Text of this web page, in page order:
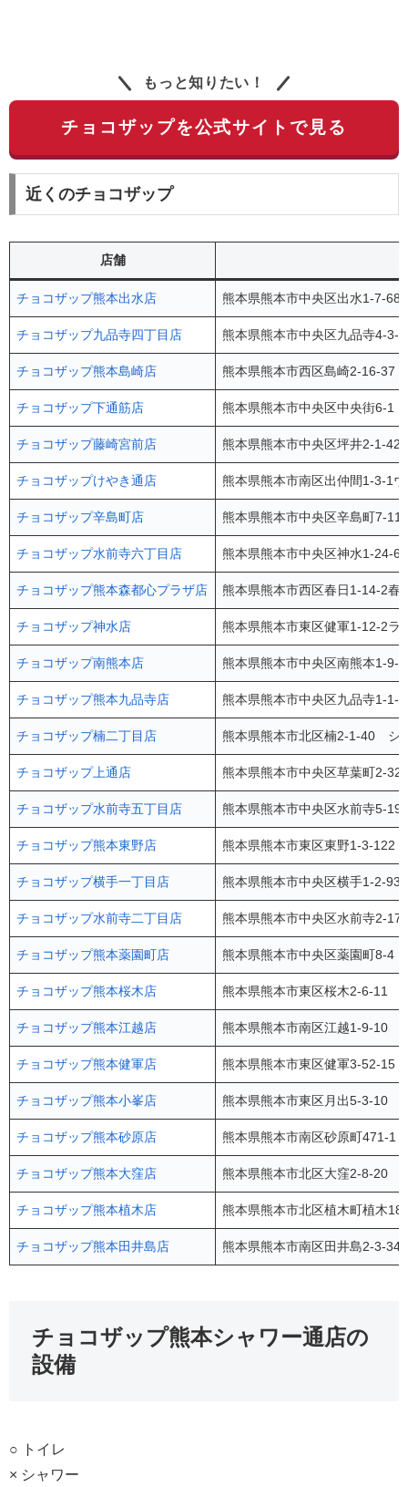
もっと知りたい！
チョコザップを公式サイトで見る
近くのチョコザップ
店舗
チョコザップ熊本出水店 熊本県熊本市中央区出水1-7-
チョコザップ九品寺四丁目店 熊本県熊本市中央区九品寺4-
チョコザップ熊本島崎店 熊本県熊本市西区島崎2-16-
チョコザップ下通筋店 熊本県熊本市中央区中央街6-
チョコザップ藤崎宮前店 熊本県熊本市中央区坪井2-1-
チョコザップけやき通店 熊本県熊本市南区出仲間1-3-1
チョコザップ辛島町店 熊本県熊本市中央区辛島町7-
チョコザップ水前寺六丁目店 熊本県熊本市中央区神水1-24-
チョコザップ熊本森都心プラザ店 熊本県熊本市西区春日1-14-2
チョコザップ神水店 熊本県熊本市東区健軍1-12-2
チョコザップ南熊本店 熊本県熊本市中央区南熊本1-
チョコザップ熊本九品寺店 熊本県熊本市中央区九品寺1-
チョコザップ楠二丁目店 熊本県熊本市北区楠2-1-40 シ
チョコザップ上通店 熊本県熊本市中央区草葉町2-
チョコザップ水前寺五丁目店 熊本県熊本市中央区水前寺5-
チョコザップ熊本東野店 熊本県熊本市東区東野1-3-
チョコザップ横手一丁目店 熊本県熊本市中央区横手1-2-
チョコザップ水前寺二丁目店 熊本県熊本市中央区水前寺2-
チョコザップ熊本薬園町店 熊本県熊本市中央区薬園町8-
チョコザップ熊本桜木店 熊本県熊本市東区桜木2-6-11
チョコザップ熊本江越店 熊本県熊本市南区江越1-9-10
チョコザップ熊本健軍店 熊本県熊本市東区健軍3-52-
チョコザップ熊本小峯店 熊本県熊本市東区月出5-3-10
チョコザップ熊本砂原店 熊本県熊本市南区砂原町471-1
チョコザップ熊本大窪店 熊本県熊本市北区大窪2-8-20
チョコザップ熊本植木店 熊本県熊本市北区植木町植木
チョコザップ熊本田井島店 熊本県熊本市南区田井島2-3-
チョコザップ熊本シャワー通店の
設備
○ トイレ
× シャワー